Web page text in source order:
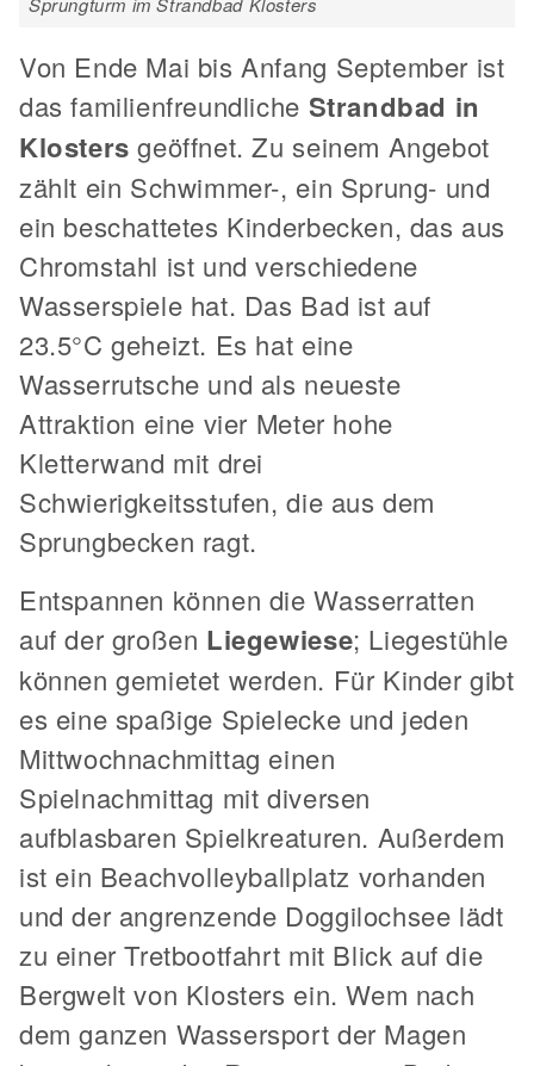
Von Ende Mai bis Anfang September ist
das familienfreundliche Strandbad in
Klosters geöffnet. Zu seinem Angebot
zählt ein Schwimmer-, ein Sprung- und
ein beschattetes Kinderbecken, das aus
Chromstahl ist und verschiedene
Wasserspiele hat. Das Bad ist auf
23.5°C geheizt. Es hat eine
Wasserrutsche und als neueste
Attraktion eine vier Meter hohe
Kletterwand mit drei
Schwierigkeitsstufen, die aus dem
Sprungbecken ragt.
Entspannen können die Wasserratten
auf der großen Liegewiese; Liegestühle
können gemietet werden. Für Kinder gibt
es eine spaßige Spielecke und jeden
Mittwochnachmittag einen
Spielnachmittag mit diversen
aufblasbaren Spielkreaturen. Außerdem
ist ein Beachvolleyballplatz vorhanden
und der angrenzende Doggilochsee lädt
zu einer Tretbootfahrt mit Blick auf die
Bergwelt von Klosters ein. Wem nach
dem ganzen Wassersport der Magen